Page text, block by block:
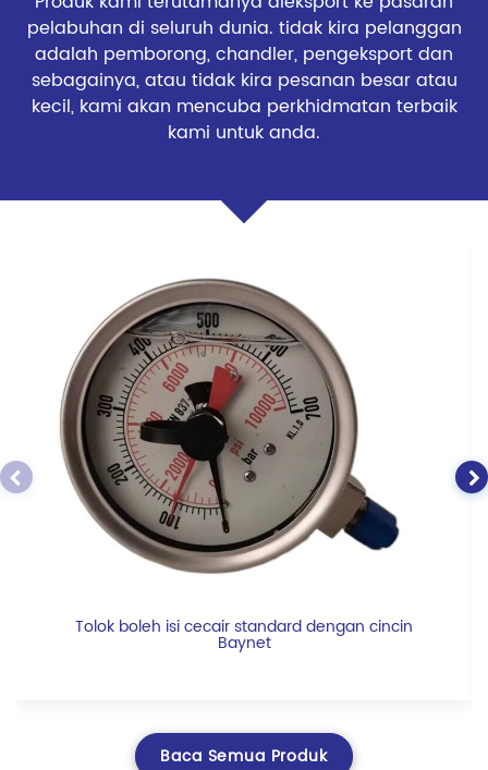
pelabuhan di seluruh dunia. tidak kira pelanggan
adalah pemborong, chandler, pengeksport dan
sebagainya, atau tidak kira pesanan besar atau
kecil, kami akan mencuba perkhidmatan terbaik
kami untuk anda.
Tolok boleh isi cecair standard dengan cincin
Baynet
Baca Semua Produk